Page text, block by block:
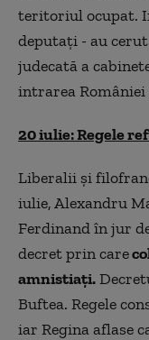
teritoriul ocupat.
deputaţi - au
judecată a
intrarea României
20 iulie: Regele
Liberalii şi
iulie, Alexandru
Ferdinand în jur
decret prin care
amnistiaţi.
Buftea. Regele
iar Regina aflase